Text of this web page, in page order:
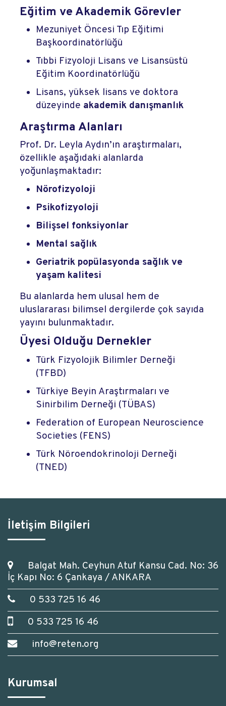
Eğitim ve Akademik Görevler
Mezuniyet Öncesi Tıp Eğitimi
Başkoordinatörlüğü
Tıbbi Fizyoloji Lisans ve Lisansüstü
Eğitim Koordinatörlüğü
Lisans, yüksek lisans ve doktora
düzeyinde akademik danışmanlık
Araştırma Alanları
Prof. Dr. Leyla Aydın’ın araştırmaları,
özellikle aşağıdaki alanlarda
yoğunlaşmaktadır:
Nörofizyoloji
Psikofizyoloji
Bilişsel fonksiyonlar
Mental sağlık
Geriatrik popülasyonda sağlık ve
yaşam kalitesi
Bu alanlarda hem ulusal hem de
uluslararası bilimsel dergilerde çok sayıda
yayını bulunmaktadır.
Üyesi Olduğu Dernekler
Türk Fizyolojik Bilimler Derneği
(TFBD)
Türkiye Beyin Araştırmaları ve
Sinirbilim Derneği (TÜBAS)
Federation of European Neuroscience
Societies (FENS)
Türk Nöroendokrinoloji Derneği
(TNED)
İletişim Bilgileri
Balgat Mah. Ceyhun Atuf Kansu Cad. No: 36
İç Kapı No: 6 Çankaya / ANKARA
0 533 725 16 46
0 533 725 16 46
info@reten.org
Kurumsal